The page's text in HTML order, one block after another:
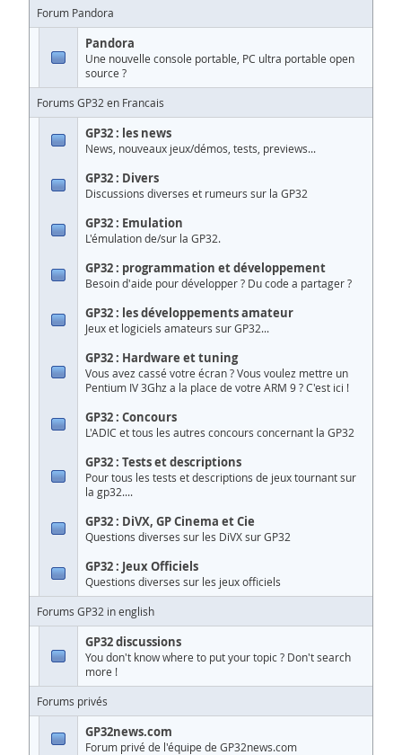
Forum Pandora
Pandora
Une nouvelle console portable, PC ultra portable open
source ?
Forums GP32 en Francais
GP32 : les news
News, nouveaux jeux/démos, tests, previews...
GP32 : Divers
Discussions diverses et rumeurs sur la GP32
GP32 : Emulation
L'émulation de/sur la GP32.
GP32 : programmation et développement
Besoin d'aide pour développer ? Du code a partager ?
GP32 : les développements amateur
Jeux et logiciels amateurs sur GP32...
GP32 : Hardware et tuning
Vous avez cassé votre écran ? Vous voulez mettre un
Pentium IV 3Ghz a la place de votre ARM 9 ? C'est ici !
GP32 : Concours
L'ADIC et tous les autres concours concernant la GP32
GP32 : Tests et descriptions
Pour tous les tests et descriptions de jeux tournant sur
la gp32....
GP32 : DiVX, GP Cinema et Cie
Questions diverses sur les DiVX sur GP32
GP32 : Jeux Officiels
Questions diverses sur les jeux officiels
Forums GP32 in english
GP32 discussions
You don't know where to put your topic ? Don't search
more !
Forums privés
GP32news.com
Forum privé de l'équipe de GP32news.com